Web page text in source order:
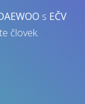
s EČV
človek.